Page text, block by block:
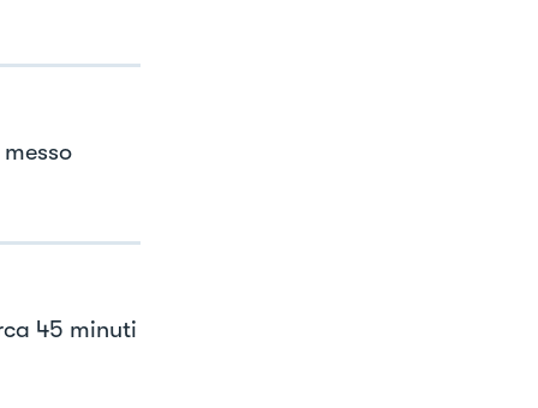
45 minuti